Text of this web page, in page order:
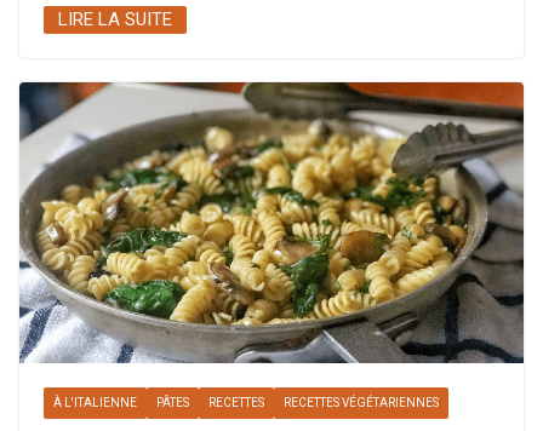
LIRE LA SUITE
À L'ITALIENNE PÂTES RECETTES RECETTES VÉGÉTARIENNES